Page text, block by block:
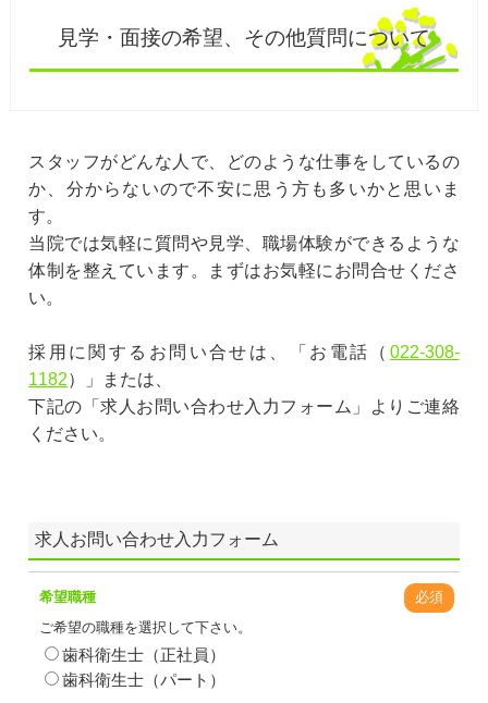
見学・面接の希望、その他質問について
スタッフがどんな人で、どのような仕事をしているの
か、分からないので不安に思う方も多いかと思いま
す。
当院では気軽に質問や見学、職場体験ができるような
体制を整えています。まずはお気軽にお問合せくださ
い。
採用に関するお問い合せは、「お電話（ 022-308-
1182）」または、
下記の「求人お問い合わせ入力フォーム」よりご連絡
ください。
求人お問い合わせ入力フォーム
希望職種
必須
ご希望の職種を選択して下さい。
歯科衛生士（正社員）
歯科衛生士（パート）